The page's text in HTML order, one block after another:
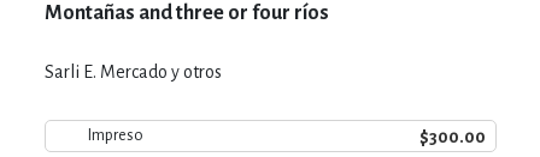
Montañas and three or four ríos
Sarli E. Mercado y otros
Impreso $300.00